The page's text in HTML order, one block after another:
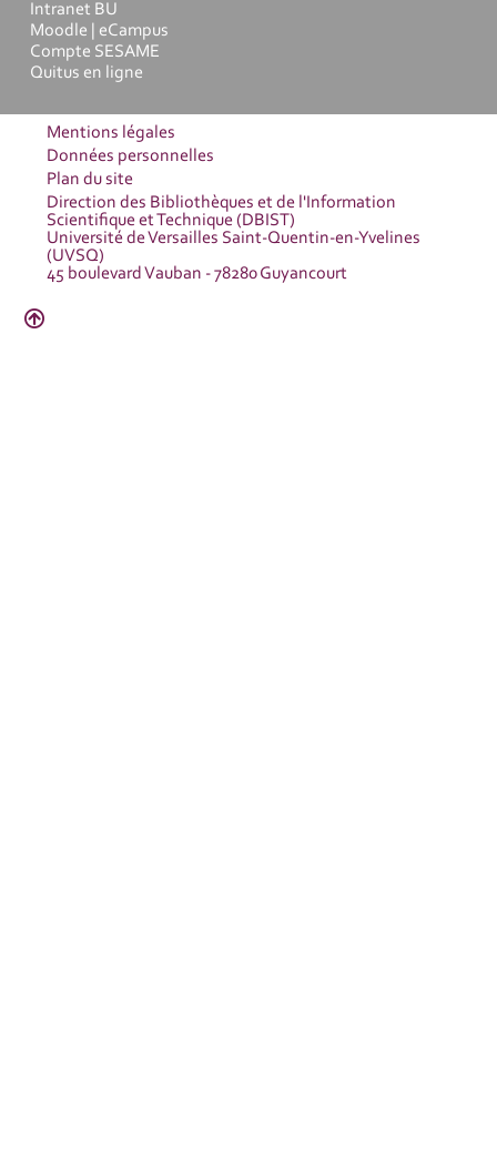
Intranet BU
Moodle | eCampus
Compte SESAME
Quitus en ligne
Mentions légales
Données personnelles
Plan du site
Direction des Bibliothèques et de l'Information
Scientifique et Technique (DBIST)
Université de Versailles Saint-Quentin-en-Yvelines
(UVSQ)
45 boulevard Vauban - 78280 Guyancourt